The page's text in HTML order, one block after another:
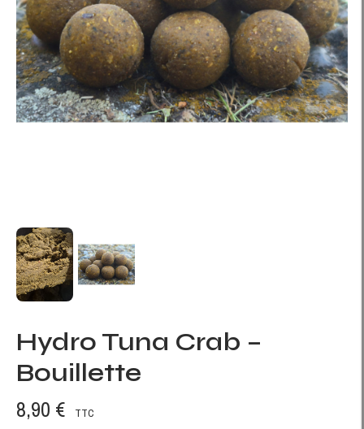
Hydro Tuna Crab –
Bouillette
8,90 € TTC